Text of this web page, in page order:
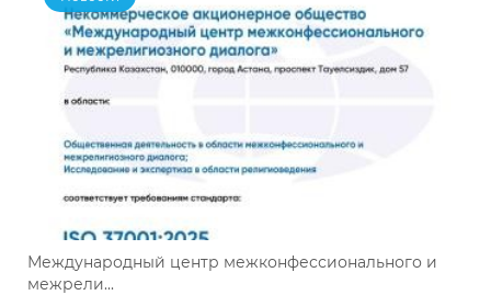
Международный центр межконфессионального и
межрели...